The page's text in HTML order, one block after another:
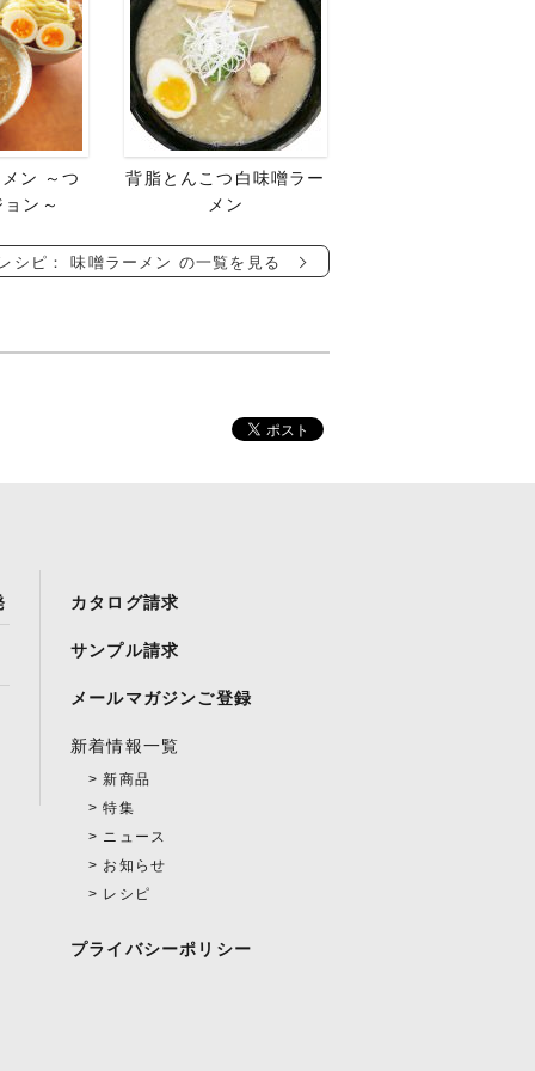
ン ～つ
ン～
背脂とんこつ白味噌ラー
メン
シピ： 味噌ラーメン の一覧を見る
カタログ請求
サンプル請求
メールマガジンご登録
新着情報一覧
新商品
特集
ニュース
お知らせ
レシピ
プライバシーポリシー